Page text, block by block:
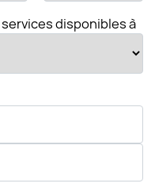
disponibles à